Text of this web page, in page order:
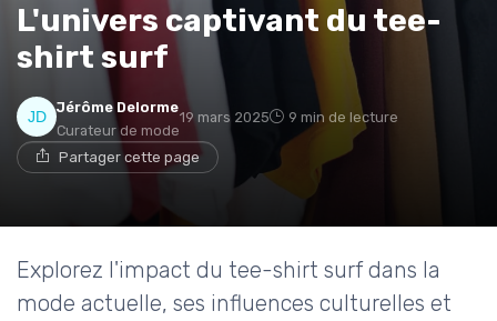
L'univers captivant du tee-
shirt surf
Jérôme Delorme
Curateur de mode
19 mars 2025 9 min de lecture
Partager cette page
Explorez l'impact du tee-shirt surf dans la
mode actuelle, ses influences culturelles et